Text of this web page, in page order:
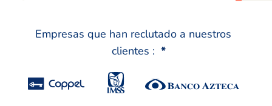
Empresas que han reclutado a nuestros
clientes : *